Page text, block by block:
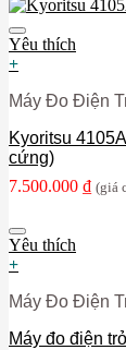
Yêu thích
+
Máy Đo Điện
Kyoritsu
cứng)
7.500.000 ₫ (giá
Yêu thích
+
Máy Đo Điện
Máy đo điện